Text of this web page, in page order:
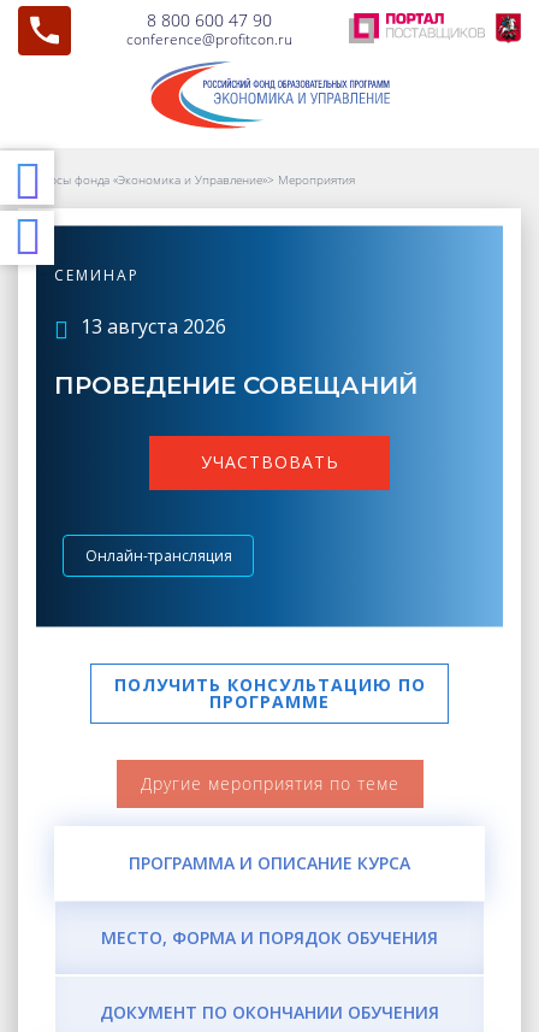
8 800 600 47 90
conference@profitcon.ru
Курсы фонда «Экономика и Управление»> Мероприятия
СЕМИНАР
13 августа 2026
ПРОВЕДЕНИЕ СОВЕЩАНИЙ
УЧАСТВОВАТЬ
Онлайн-трансляция
ПОЛУЧИТЬ КОНСУЛЬТАЦИЮ ПО
ПРОГРАММЕ
Другие мероприятия по теме
ПРОГРАММА И ОПИСАНИЕ КУРСА
МЕСТО, ФОРМА И ПОРЯДОК ОБУЧЕНИЯ
ДОКУМЕНТ ПО ОКОНЧАНИИ ОБУЧЕНИЯ